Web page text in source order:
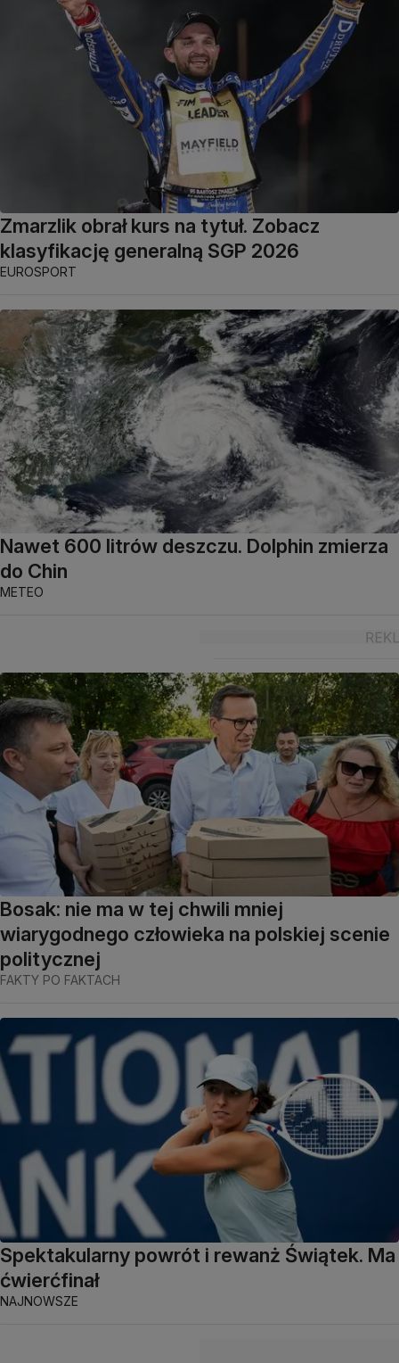
Zmarzlik obrał kurs na tytuł. Zobacz
klasyfikację generalną SGP 2026
EUROSPORT
Nawet 600 litrów deszczu. Dolphin zmierza
do Chin
METEO
Bosak: nie ma w tej chwili mniej
wiarygodnego człowieka na polskiej scenie
politycznej
FAKTY PO FAKTACH
Spektakularny powrót i rewanż Świątek. Ma
ćwierćfinał
NAJNOWSZE